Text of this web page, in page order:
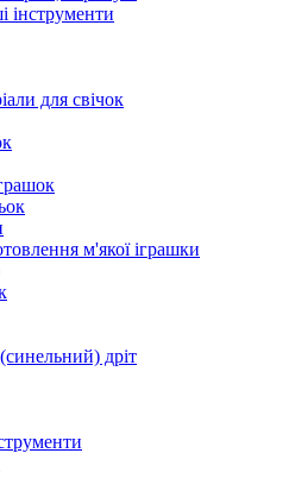
інструменти
для свічок
м'якої іграшки
дріт